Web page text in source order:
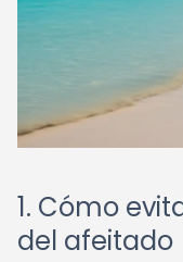
1. Cómo
del afeitado